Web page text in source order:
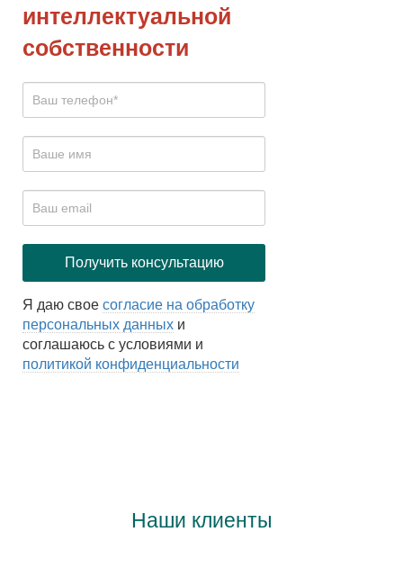
интеллектуальной
собственности
Я даю свое согласие на обработку
персональных данных и
соглашаюсь с условиями и
политикой конфиденциальности
Наши клиенты